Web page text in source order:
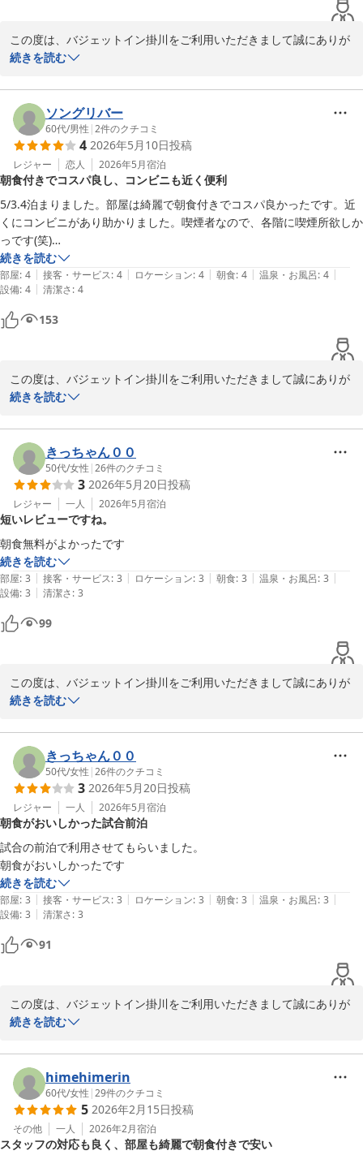
この度は、バジェットイン掛川をご利用いただきまして誠にありが
とうございます。
ております。
当ホテルの駐車場については、お車でお越しのお客様からは、無料
平面、出し入れ自由で大変便利だというお声をいただいておりま
す。
これからも皆様にご満足いただけるようサービス向上に努めてまい
ります。
また掛川にお越しの際はご利用をお待ちしております。
お忙しい中、ご投稿いただきありがとうございます。
バジェットイン掛川
バジェットイン掛川
続きを読む
ソングリバー
60代/男性 |2件のクチコミ
4 2026年5月10日投稿
レジャー 恋人 2026年5月宿泊
朝食付きでコスパ良し、コンビニも近く便利
5/3.4泊まりました。部屋は綺麗で朝食付きでコスパ良かったです。近
くにコンビニがあり助かりました。喫煙者なので、各階に喫煙所欲しか
っです(笑)
また、そちらへ行く時は利用したいと思います。
続きを読む
部屋: 4 | 接客・サービス: 4 | ロケーション: 4 | 朝食: 4 | 温泉・お風呂: 4 |
設備: 4 | 清潔さ: 4
153
この度は、バジェットイン掛川をご利用いただきまして誠にありが
とうございます。
お部屋についてお褒めのお言葉を頂戴し嬉しく思っております。
喫煙所については、喫煙客室のご用意もございますが満室の際は、
1F喫煙所でのご利用のみとなります。ご不便をおかけしました。
またご利用いただけるとのお言葉を頂戴できたこと、大変励みとな
ります。
これからもサービス向上に努めてまいります。
またのご利用をお待ちしております。
お忙しい中、ご投稿いただきありがとうございます。
バジェットイン掛川
バジェットイン掛川
続きを読む
きっちゃん００
50代/女性 |26件のクチコミ
3 2026年5月20日投稿
レジャー 一人 2026年5月宿泊
短いレビューですね。
朝食無料がよかったです
続きを読む
部屋: 3 | 接客・サービス: 3 | ロケーション: 3 | 朝食: 3 | 温泉・お風呂: 3 |
設備: 3 | 清潔さ: 3
99
この度は、バジェットイン掛川をご利用いただきまして誠にありが
とうございます。
感謝しております。
ご滞在中は、ごゆっくりお寛ぎいただけましたか。
これからも皆様にご満足いただけるよう改善を重ねサービス向上に
努め、再度ご利用いただけるよう努めてまいります。
また掛川にお越しの際は、是非ご利用をお待ちしております。
お忙しい中、ご投稿いただきありがとうございます。
バジェットイン掛川
バジェットイン掛川
2026-06-19
続きを読む
きっちゃん００
50代/女性 |26件のクチコミ
3 2026年5月20日投稿
レジャー 一人 2026年5月宿泊
朝食がおいしかった試合前泊
試合の前泊で利用させてもらいました。
朝食がおいしかったです
続きを読む
部屋: 3 | 接客・サービス: 3 | ロケーション: 3 | 朝食: 3 | 温泉・お風呂: 3 |
設備: 3 | 清潔さ: 3
91
この度は、バジェットイン掛川をご利用いただきまして誠にありが
とうございます。
朝食について、お褒めのお言葉を頂戴し、大変嬉しく思っておりま
す。また、スタッフの励みとなっております。
これからもご満足いただけるようサービス向上に努めてまいりま
す。
また掛川にお越しの際は、ご利用をお待ちしております。
お忙しい中、ご投稿いただきありがとうございます。
続きを読む
himehimerin
60代/女性 |29件のクチコミ
5 2026年2月15日投稿
その他 一人 2026年2月宿泊
スタッフの対応も良く、部屋も綺麗で朝食付きで安い